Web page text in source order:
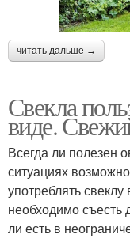
читать дальше →
Свекла
виде.
Всегда ли полезен
ситуациях
употреблять
необходимо съесть
ли есть в